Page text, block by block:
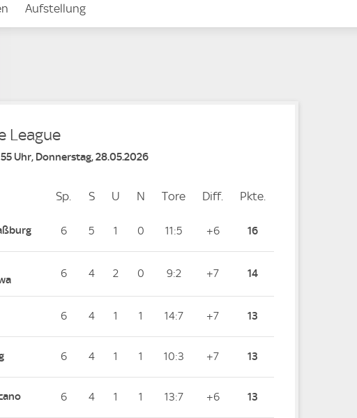
Aufstellung
League
Uhr, Donnerstag, 28.05.2026
Sp. Spiele
SSiege
U Unentschieden
N Niederlagen
Tore ToreDiff. Differenz
Pkte.
6 5 1 0 11:5 +6 16
6 4 2 0 9:2 +7 14
6 4 1 1 14:7 +7 13
6 4 1 1 10:3 +7 13
6 4 1 1 13:7 +6 13